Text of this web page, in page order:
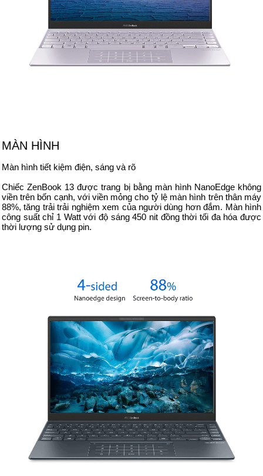
MÀN HÌNH
Màn hình tiết kiệm điện, sáng và rõ
Chiếc ZenBook 13 được trang bị bằng màn hình NanoEdge không
viền trên bốn cạnh, với viền mỏng cho tỷ lệ màn hình trên thân máy
88%, tăng trải trải nghiệm xem của người dùng hơn đắm. Màn hình
công suất chỉ 1 Watt với độ sáng 450 nit đồng thời tối đa hóa được
thời lượng sử dụng pin.